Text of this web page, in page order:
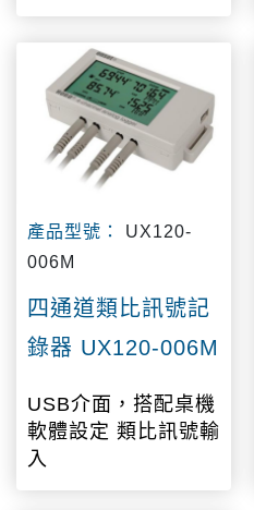
產品型號：
UX120-
006M
四通道類比訊號記
錄器 UX120-006M
USB介面，搭配桌機
軟體設定 類比訊號輸
入